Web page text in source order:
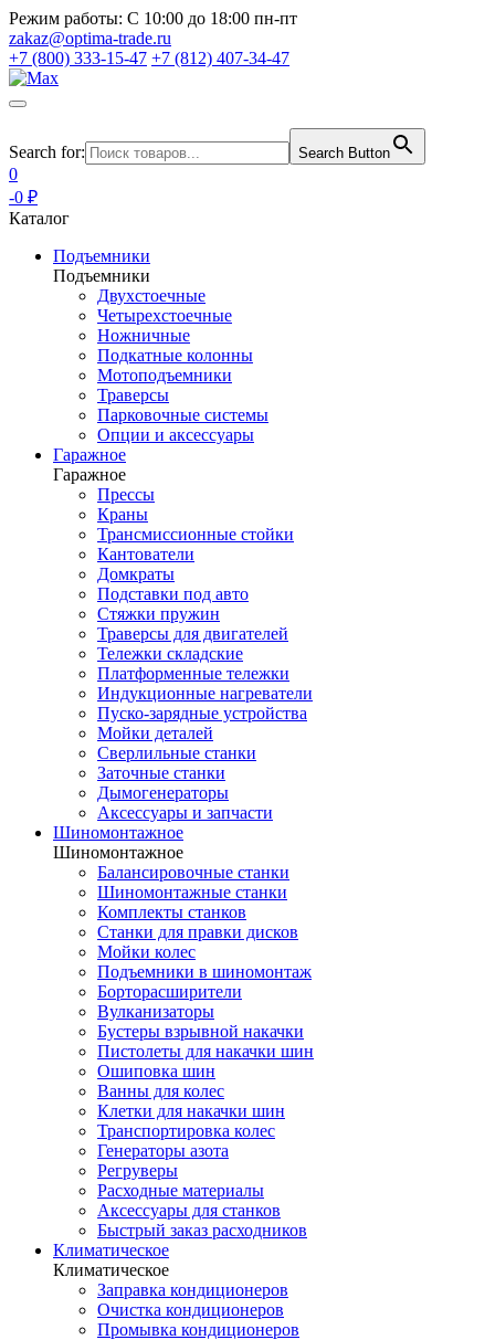
Режим работы: С 10:00 до 18:00 пн-пт
zakaz@optima-trade.ru
+7 (800) 333-15-47 +7 (812) 407-34-47
Search for: Search Button
0
-0 ₽
Каталог
Подъемники
Подъемники
Двухстоечные
Четырехстоечные
Ножничные
Подкатные колонны
Мотоподъемники
Траверсы
Парковочные системы
Опции и аксессуары
Гаражное
Гаражное
Прессы
Краны
Трансмиссионные стойки
Кантователи
Домкраты
Подставки под авто
Стяжки пружин
Траверсы для двигателей
Тележки складские
Платформенные тележки
Индукционные нагреватели
Пуско-зарядные устройства
Мойки деталей
Сверлильные станки
Заточные станки
Дымогенераторы
Аксессуары и запчасти
Шиномонтажное
Шиномонтажное
Балансировочные станки
Шиномонтажные станки
Комплекты станков
Станки для правки дисков
Мойки колес
Подъемники в шиномонтаж
Борторасширители
Вулканизаторы
Бустеры взрывной накачки
Пистолеты для накачки шин
Ошиповка шин
Ванны для колес
Клетки для накачки шин
Транспортировка колес
Генераторы азота
Регруверы
Расходные материалы
Аксессуары для станков
Быстрый заказ расходников
Климатическое
Климатическое
Заправка кондиционеров
Очистка кондиционеров
Промывка кондиционеров